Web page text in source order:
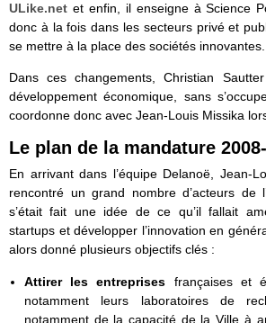
ULike.net et enfin, il enseigne à Science
donc à la fois dans les secteurs privé et
se mettre à la place des sociétés innovantes.
Dans ces changements, Christian
développement économique, sans
coordonne donc avec Jean-Louis Missika
Le plan de la mandature
En arrivant dans l’équipe Delanoë, Jean-
rencontré un grand nombre d’acteurs de
s’était fait une idée de ce qu’il fallait
startups et développer l’innovation en
alors donné plusieurs objectifs clés :
Attirer les entreprises françaises et
notamment leurs laboratoires de
notamment de la capacité de la Ville à